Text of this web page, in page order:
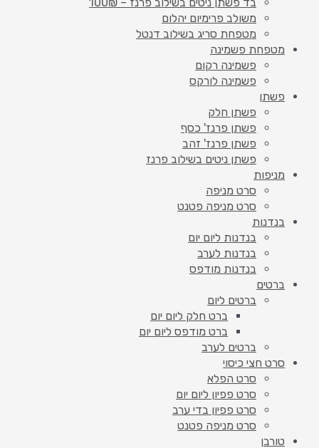
משולב פרימיום יהלום
מטפחת סריג בשילוב דנטל
מטפחת פשמינה
פשמינה רקום
פשמינה לורקס
פשתן
פשתן חלק
פשתן פרנז' כסף
פשתן פרנז' זהב
פשתן ניטים בשילוב פרנז
מניפות
סרט מניפה
סרט מניפה פטנט
בנדנות
בנדנות ליום יום
בנדנות לערב
בנדנות מודפס
ברטים
ברטים ליום
ברט חלק ליום יום
ברט מודפס ליום יום
ברטים לערב
סרט חצי כיסוי
סרט הפלא
סרט פפיון ליום יום
סרט פפיון בדי ערב
סרט מניפה פטנט
טורבן